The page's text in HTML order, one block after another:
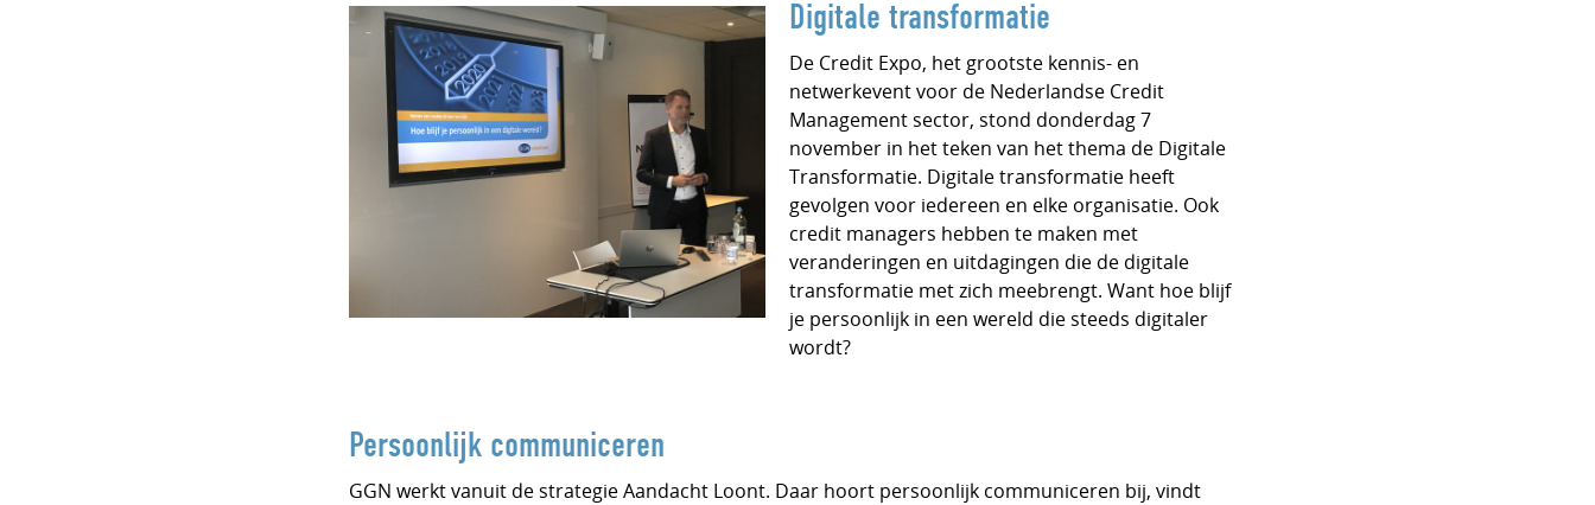
Digitale transformatie
De Credit Expo, het grootste kennis- en
netwerkevent voor de Nederlandse Credit
Management sector, stond donderdag 7
november in het teken van het thema de Digitale
Transformatie. Digitale transformatie heeft
gevolgen voor iedereen en elke organisatie. Ook
credit managers hebben te maken met
veranderingen en uitdagingen die de digitale
transformatie met zich meebrengt. Want hoe blijf
je persoonlijk in een wereld die steeds digitaler
wordt?
Persoonlijk communiceren
GGN werkt vanuit de strategie Aandacht Loont. Daar hoort persoonlijk communiceren bij, vindt